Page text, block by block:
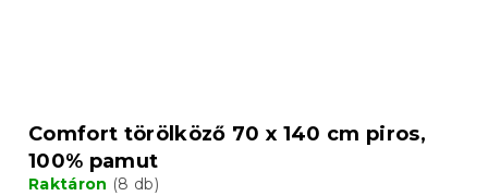
Comfort törölköző 70 x 140 cm piros,
100% pamut
Raktáron (8 db)